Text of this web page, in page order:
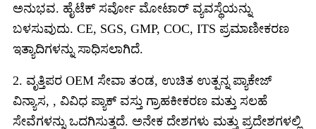
ಅನುಭವ. ಹೈಟೆಕ್ ಸರ್ವೋ ಮೋಟಾರ್ ವ್ಯವಸ್ಥೆಯನ್ನು
ಬಳಸುವುದು. CE, SGS, GMP, COC, ITS ಪ್ರಮಾಣೀಕರಣ
ಇತ್ಯಾದಿಗಳನ್ನು ಸಾಧಿಸಲಾಗಿದೆ.
2. ವೃತ್ತಿಪರ OEM ಸೇವಾ ತಂಡ, ಉಚಿತ ಉತ್ಪನ್ನ ಪ್ಯಾಕೇಜ್
ವಿನ್ಯಾಸ, , ವಿವಿಧ ಪ್ಯಾಕ್ ವಸ್ತು ಗ್ರಾಹಕೀಕರಣ ಮತ್ತು ಸಲಹೆ
ಸೇವೆಗಳನ್ನು ಒದಗಿಸುತ್ತದೆ. ಅನೇಕ ದೇಶಗಳು ಮತ್ತು ಪ್ರದೇಶಗಳಲ್ಲಿ